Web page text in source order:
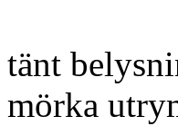
tänt
mörka